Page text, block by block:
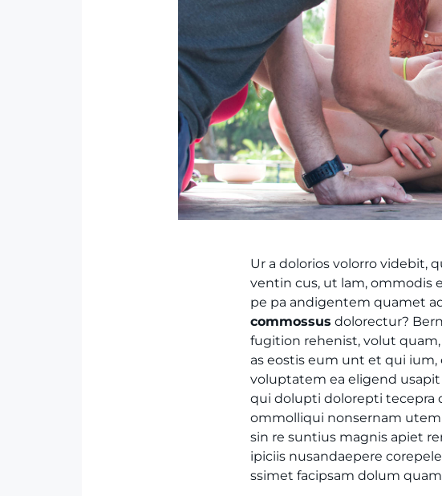
Ur a dolorios volorro videbit,
ventin cus, ut lam, ommodis
pe pa andigentem quamet
commossus dolorectur?
fugition rehenist, volut
as eostis eum unt et qui
voluptatem ea eligend
qui dolupti dolorepti
ommolliqui nonsernam
sin re suntius magnis apiet
ipiciis nusandaepere
ssimet facipsam dolum